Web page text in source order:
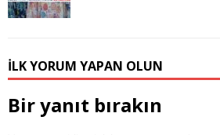
İLK YORUM YAPAN OLUN
Bir yanıt bırakın